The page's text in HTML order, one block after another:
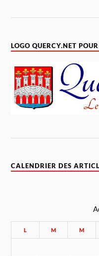
LOGO QUERCY.NET
CALENDRIER DES
L M M